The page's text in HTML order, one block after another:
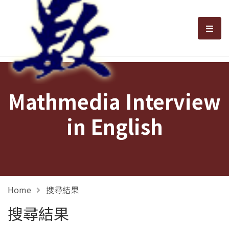
選
Mathmedia Interview
in English
Home 搜尋結果
搜尋結果